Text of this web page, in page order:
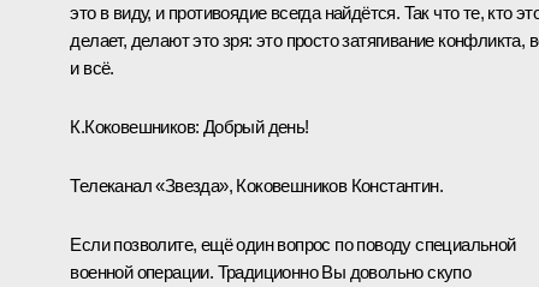
это в виду, и противоядие всегда найдётся. Так что те, кто
делает, делают это зря: это просто затягивание конфликта,
и всё.
К.Коковешников: Добрый день!
Телеканал «Звезда», Коковешников Константин.
Если позволите, ещё один вопрос по поводу специальной
военной операции. Традиционно Вы довольно скупо